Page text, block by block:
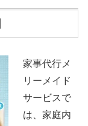
家事代行メ
リーメイド
サービスで
は、家庭内